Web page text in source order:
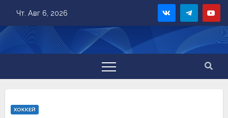
content
Чт. Авг 6, 2026
ХОККЕЙ